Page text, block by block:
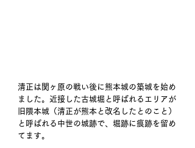
清正は関ヶ原の戦い後に熊本城の築城を始め
ました。近接した古城堀と呼ばれるエリアが
旧隈本城（清正が熊本と改名したとのこと）
と呼ばれる中世の城跡で、堀跡に痕跡を留め
てます。